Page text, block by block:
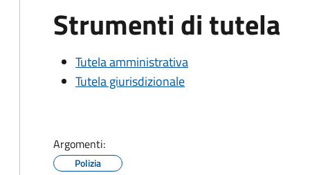
Strumenti di tutela
Tutela amministrativa
Tutela giurisdizionale
Argomenti:
Polizia